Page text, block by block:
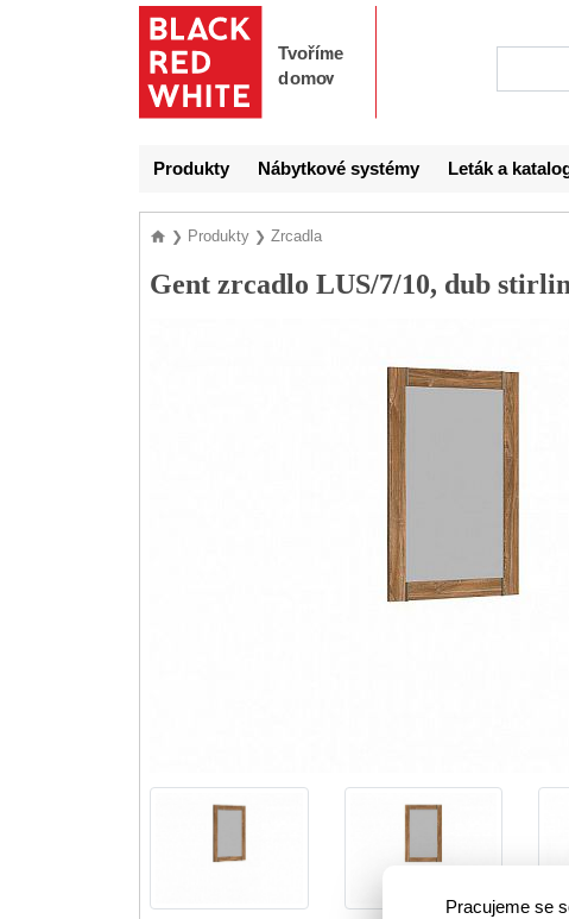
Produkty Nábytkové systémy Leták a
❯ Produkty ❯ Zrcadla
Gent zrcadlo LUS/7/10, dub
Pracujeme se